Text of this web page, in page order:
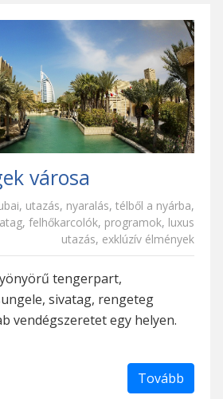
városa
, utazás, nyaralás, télből a nyárba,
, felhőkarcolók, programok, luxus
utazás, exklúzív élmények
tengerpart,
sivatag, rengeteg
vendégszeretet egy helyen.
Tovább